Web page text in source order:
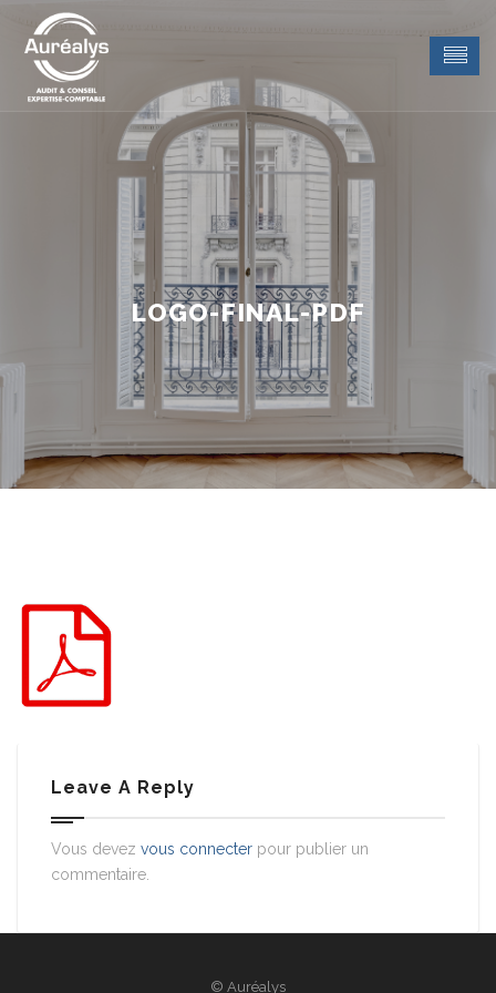
LOGO-FINAL-PDF
Leave A Reply
Vous devez vous connecter pour publier un
commentaire.
© Auréalys